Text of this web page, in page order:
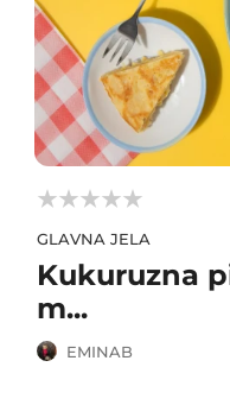



GLAVNA JELA
Kukuruzna
m...
EMINAB